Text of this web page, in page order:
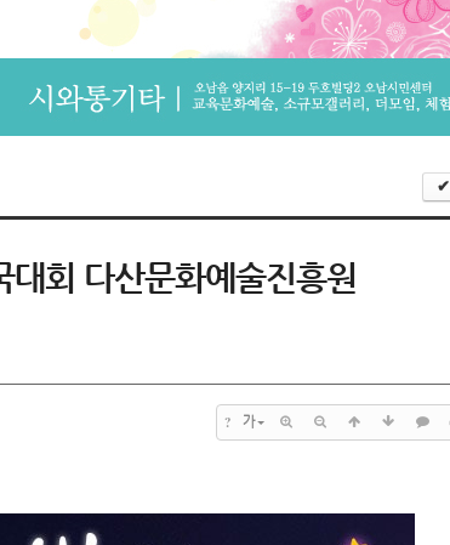
✔
회 다산문화예술진흥원
? 가